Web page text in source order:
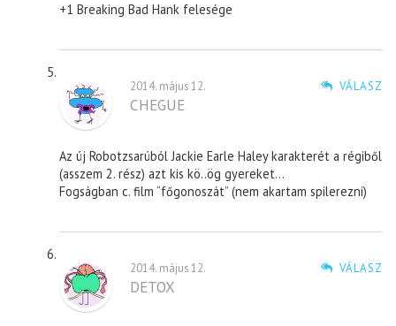
+1 Breaking Bad Hank felesége
VÁLASZ
2014. május 12.
CHEGUE
Az új Robotzsarúból Jackie Earle Haley karakterét a régiből
(asszem 2. rész) azt kis kö..ög gyereket…
Fogságban c. film “főgonoszát” (nem akartam spilerezni)
VÁLASZ
2014. május 12.
DETOX